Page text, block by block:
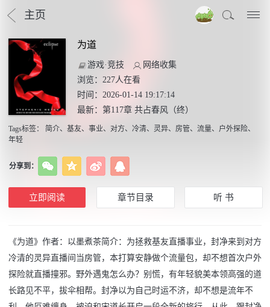
主页
为道
游戏·竞技
网络收集
浏览： 227人在看
时间：2026-01-14 19:17:14
最新： 第117章 共占春风（终）
Tags标签： 简介、 基友、 事业、 对方、 冷清、 灵异、 房管、 流量、 户外探险、
年轻
分享到：
立即阅读 章节目录 听 书
《为道》作者：以墨煮茶简介：为拯救基友直播事业，封净来到对方
冷清的灵异直播间当房管，本打算安静做个流量包，却不想首次户外
探险就直播撞邪。野外遇鬼怎么办？别慌，有年轻貌美本领高强的道
长路见不平，拔伞相帮。封净以为自己时运不济，却不想是流年不